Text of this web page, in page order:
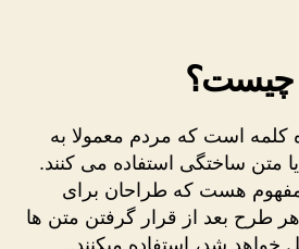
چیست؟
کلمه است که مردم معمولا به
متن ساختگی استفاده می کنند.
هست که طراحان برای
طرح بعد از قرار گرفتن متن ها
شد، استفاده میکنند.